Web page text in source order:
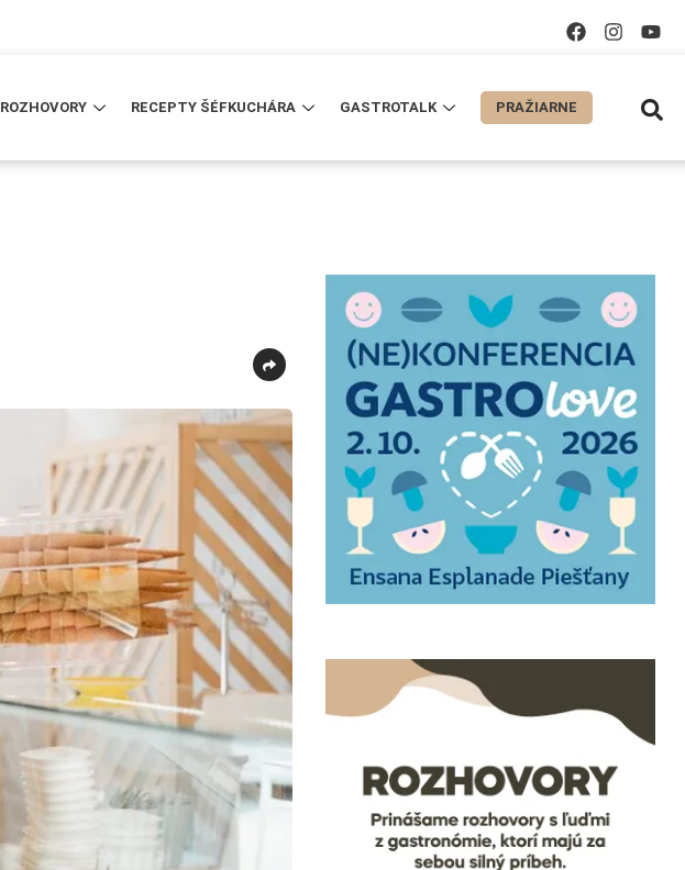
ROZHOVORY RECEPTY ŠÉFKUCHÁRA GASTROTALK PRAŽIARNE